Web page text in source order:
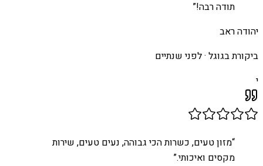
תודה רבה!”
יהודה ראב
ביקורת בגוגל ·לפני שנתיים
י
“מזון טעים, כשרות הכי גבוהה, נעים טעים, שירות
מקסים ואיכותי.”